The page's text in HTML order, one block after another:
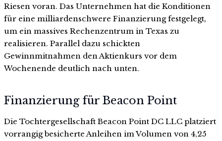
Riesen voran. Das Unternehmen hat die Konditionen
für eine milliardenschwere Finanzierung festgelegt,
um ein massives Rechenzentrum in Texas zu
realisieren. Parallel dazu schickten
Gewinnmitnahmen den Aktienkurs vor dem
Wochenende deutlich nach unten.
Finanzierung für Beacon Point
Die Tochtergesellschaft Beacon Point DC LLC platziert
vorrangig besicherte Anleihen im Volumen von 4,25